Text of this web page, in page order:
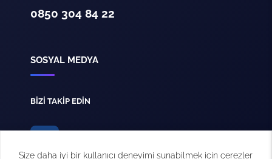
0850 304 84 22
SOSYAL MEDYA
BİZİ TAKİP EDİN
Size daha iyi bir kullanıcı deneyimi sunabilmek için çerezler